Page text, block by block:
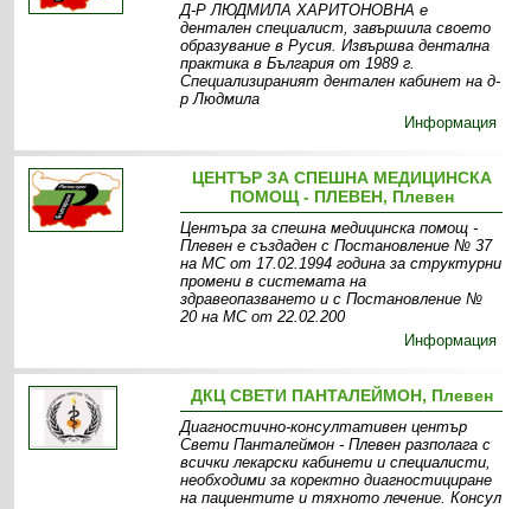
Д-Р ЛЮДМИЛА ХАРИТОНОВНА e
дентален специалист, завършила своето
образувание в Русия. Извършва дентална
практика в България от 1989 г.
Специализираният дентален кабинет на д-
р Людмила
Информация
ЦЕНТЪР ЗА СПЕШНА МЕДИЦИНСКА
ПОМОЩ - ПЛЕВЕН, Плевен
Центъра за спешна медицинска помощ -
Плевен е създаден с Постановление № 37
на МС от 17.02.1994 година за структурни
промени в системата на
здравеопазването и с Постановление №
20 на МС от 22.02.200
Информация
ДКЦ СВЕТИ ПАНТАЛЕЙМОН, Плевен
Диагностично-консултативен център
Свети Панталеймон - Плевен разполага с
всички лекарски кабинети и специалисти,
необходими за коректно диагностициране
на пациентите и тяхното лечение. Консул